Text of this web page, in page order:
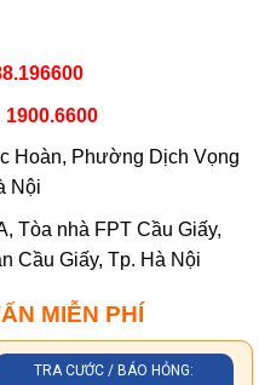
1900.6600
Hoàn, Phường Dịch Vọng
Nội
Tòa nhà FPT Cầu Giấy,
Cầu Giấy, Tp. Hà Nội
MIỄN PHÍ
TRA CƯỚC / BÁO HỎNG: